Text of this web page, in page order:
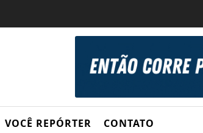
VOCÊ REPÓRTER CONTATO